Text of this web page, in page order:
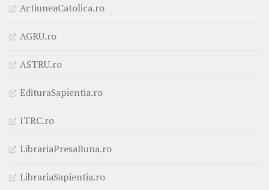
ActiuneaCatolica.ro
AGRU.ro
ASTRU.ro
EdituraSapientia.ro
ITRC.ro
LibrariaPresaBuna.ro
LibrariaSapientia.ro